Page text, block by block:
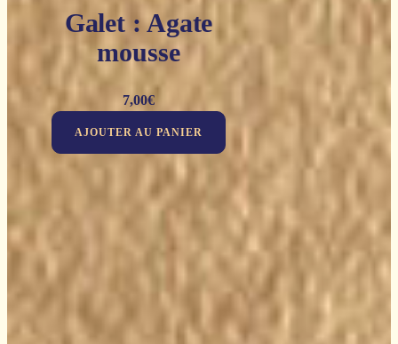
Galet : Agate
mousse
7,00€
AJOUTER AU PANIER